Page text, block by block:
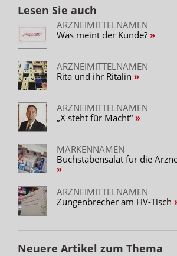
Lesen Sie auch
ARZNEIMITTELNAMEN
Was meint der Kunde?
ARZNEIMITTELNAMEN
Rita und ihr Ritalin
ARZNEIMITTELNAMEN
„X steht für Macht“
MARKENNAMEN
Buchstabensalat für die
ARZNEIMITTELNAMEN
Zungenbrecher am HV-Tisch
Neuere Artikel zum Thema